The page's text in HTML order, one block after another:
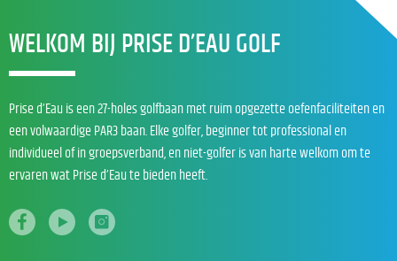
WELKOM BIJ PRISE D’EAU GOLF
Prise d’Eau is een 27-holes golfbaan met ruim opgezette oefenfaciliteiten en
een volwaardige PAR3 baan. Elke golfer, beginner tot professional en
individueel of in groepsverband, en niet-golfer is van harte welkom om te
ervaren wat Prise d’Eau te bieden heeft.